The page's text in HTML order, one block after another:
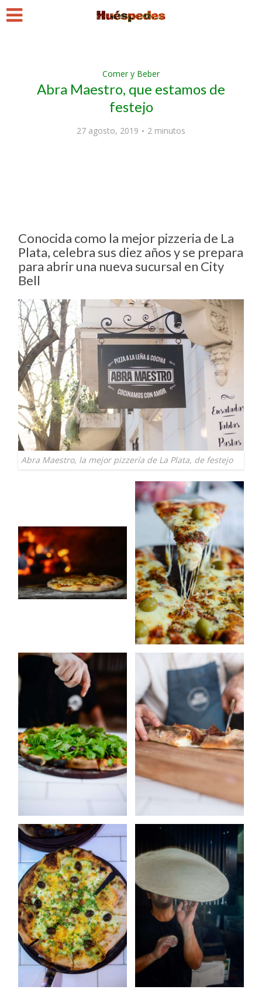
Comer y Beber
Abra Maestro, que estamos de
festejo
27 agosto, 2019 2 minutos
Conocida como la mejor pizzeria de La
Plata, celebra sus diez años y se prepara
para abrir una nueva sucursal en City
Bell
Abra Maestro, la mejor pizzería de La Plata, de festejo